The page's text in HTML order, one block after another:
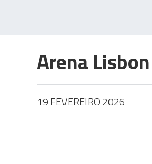
Arena
19 FEVEREIRO 2026